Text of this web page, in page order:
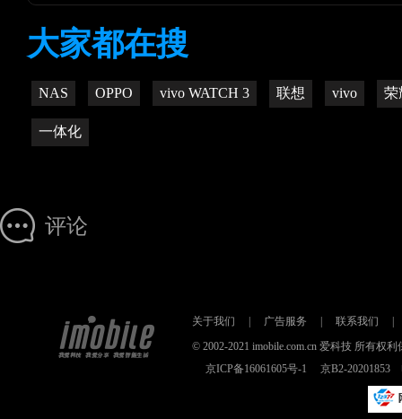
大家都在搜
NAS OPPO vivo WATCH 3 联想 vivo 荣
一体化
评论
关于我们 广告服务 联系我们
© 2002-2021 imobile.com.cn 爱科技 所有权
京ICP备16061605号-1
京B2-20201853